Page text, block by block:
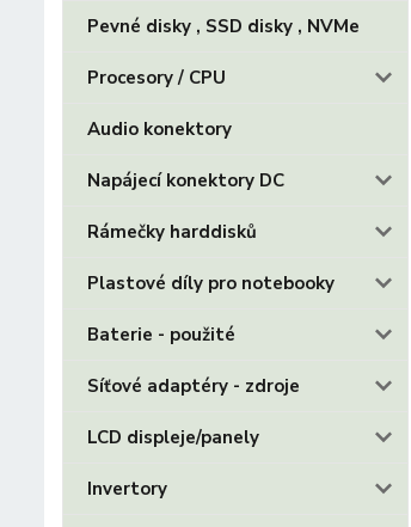
Pevné disky , SSD disky , NVMe
Procesory / CPU
Audio konektory
Napájecí konektory DC
Rámečky harddisků
Plastové díly pro notebooky
Baterie - použité
Síťové adaptéry - zdroje
LCD displeje/panely
Invertory